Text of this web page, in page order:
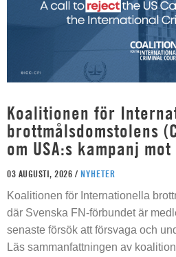
Koalitionen för
brottmålsdomstolens
om USA:s kampanj mot
03 AUGUSTI, 2026 / NYHETER
Koalitionen för Internationella
där Svenska FN-förbundet är
senaste försök att försvaga och
Läs sammanfattningen av